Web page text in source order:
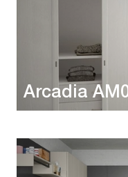
Arcadia